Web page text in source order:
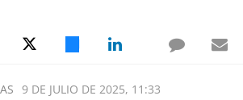
9 DE JULIO DE 2025, 11:33